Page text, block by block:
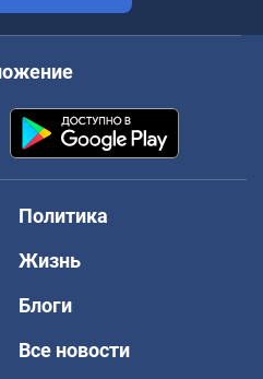
Политика
Жизнь
Блоги
Все новости